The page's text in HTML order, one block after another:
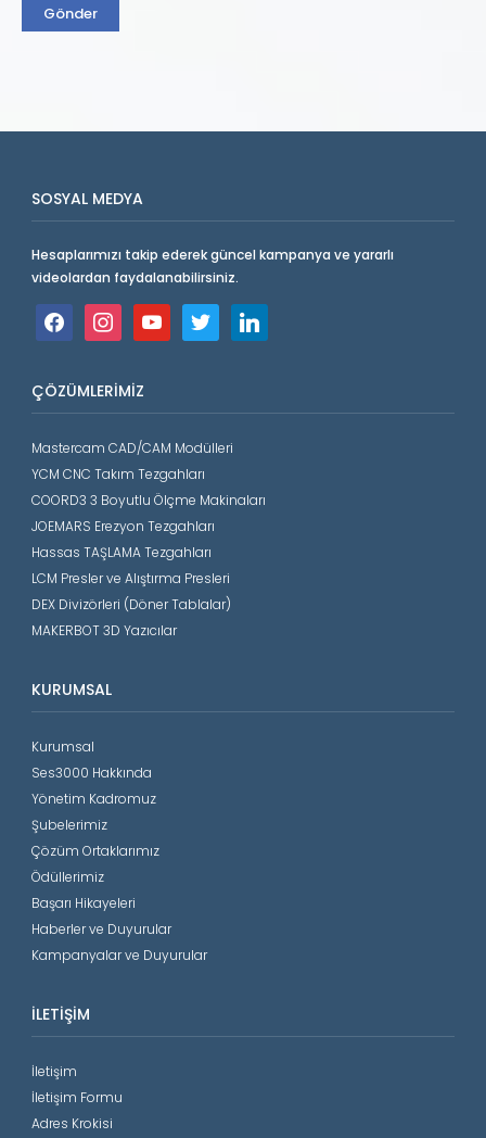
SOSYAL MEDYA
Hesaplarımızı takip ederek güncel kampanya ve yararlı
videolardan faydalanabilirsiniz.
facebookinstagramyoutube twitter linkedin
ÇÖZÜMLERIMIZ
Mastercam CAD/CAM Modülleri
YCM CNC Takım Tezgahları
COORD3 3 Boyutlu Ölçme Makinaları
JOEMARS Erezyon Tezgahları
Hassas TAŞLAMA Tezgahları
LCM Presler ve Alıştırma Presleri
DEX Divizörleri (Döner Tablalar)
MAKERBOT 3D Yazıcılar
KURUMSAL
Kurumsal
Ses3000 Hakkında
Yönetim Kadromuz
Şubelerimiz
Çözüm Ortaklarımız
Ödüllerimiz
Başarı Hikayeleri
Haberler ve Duyurular
Kampanyalar ve Duyurular
İLETIŞIM
İletişim
İletişim Formu
Adres Krokisi